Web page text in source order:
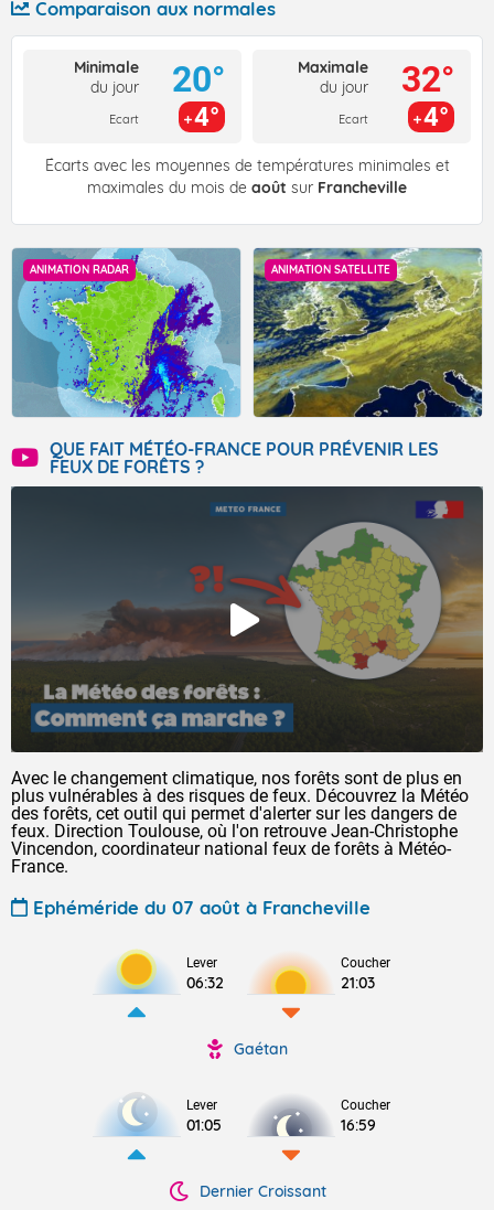
Comparaison aux normales
Minimale
du jour
Ecart
20°
4°
Maximale
du jour
Ecart
32°
4°
Écarts avec les moyennes de températures minimales et
maximales du mois de août sur Francheville
ANIMATION RADAR ANIMATION SATELLITE
QUE FAIT MÉTÉO-FRANCE POUR PRÉVENIR LES
FEUX DE FORÊTS ?
Avec le changement climatique, nos forêts sont de plus en
plus vulnérables à des risques de feux. Découvrez la Météo
des forêts, cet outil qui permet d'alerter sur les dangers de
feux. Direction Toulouse, où l'on retrouve Jean-Christophe
Vincendon, coordinateur national feux de forêts à Météo-
France.
Ephéméride du 07 août à Francheville
Lever
06:32
Coucher
21:03
Gaétan
Lever
01:05
Coucher
16:59
Dernier Croissant